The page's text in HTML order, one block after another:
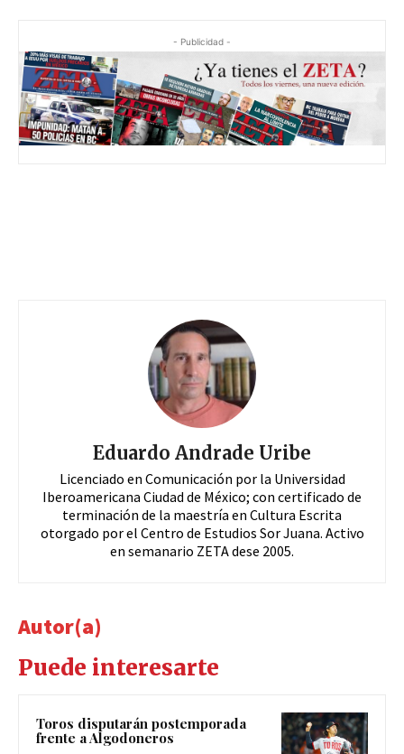
- Publicidad -
Eduardo Andrade Uribe
Licenciado en Comunicación por la Universidad
Iberoamericana Ciudad de México; con certificado de
terminación de la maestría en Cultura Escrita
otorgado por el Centro de Estudios Sor Juana. Activo
en semanario ZETA dese 2005.
Autor(a)
Puede interesarte
Toros disputarán postemporada
frente a Algodoneros